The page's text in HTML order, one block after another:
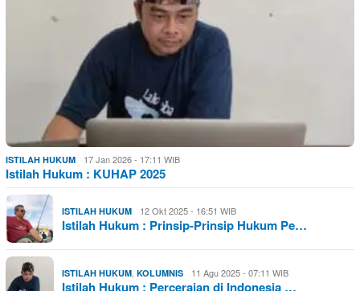
ISTILAH HUKUM 17 Jan 2026 - 17:11 WIB
Istilah Hukum : KUHAP 2025
ISTILAH HUKUM 12 Okt 2025 - 16:51 WIB
Istilah Hukum : Prinsip-Prinsip Hukum Pe…
ISTILAH HUKUM KOLUMNIS 11 Agu 2025 - 07:11 WIB
Istilah Hukum : Perceraian di Indonesia …